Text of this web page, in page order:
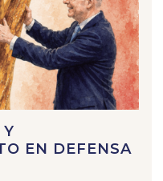
EN DEFENSA